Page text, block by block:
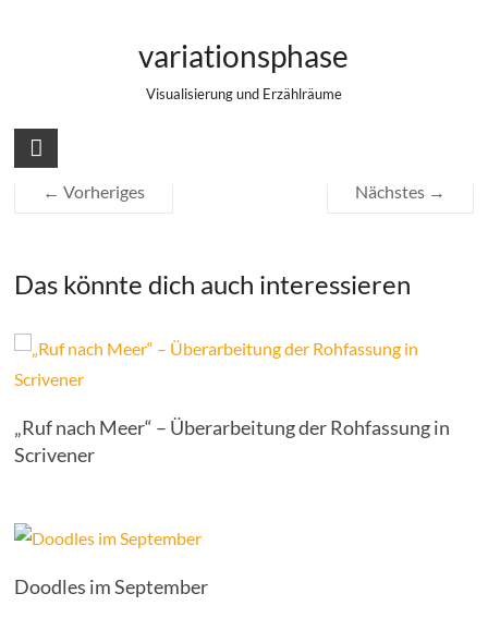
variationsphase
Visualisierung und Erzählräume
#009/365 – Sunglasses
← Vorheriges Nächstes →
Das könnte dich auch interessieren
„Ruf nach Meer“ – Überarbeitung der Rohfassung in
Scrivener
Doodles im September